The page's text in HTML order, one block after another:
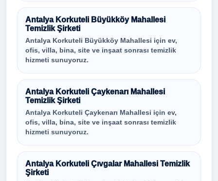
Antalya Korkuteli Büyükköy Mahallesi
Temizlik Şirketi
Antalya Korkuteli Büyükköy Mahallesi için ev,
ofis, villa, bina, site ve inşaat sonrası temizlik
hizmeti sunuyoruz.
Antalya Korkuteli Çaykenarı Mahallesi
Temizlik Şirketi
Antalya Korkuteli Çaykenarı Mahallesi için ev,
ofis, villa, bina, site ve inşaat sonrası temizlik
hizmeti sunuyoruz.
Antalya Korkuteli Çıvgalar Mahallesi Temizlik
Şirketi